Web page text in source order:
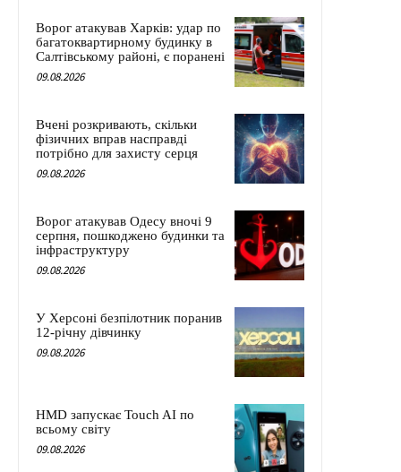
Ворог атакував Харків: удар по
багатоквартирному будинку в
Салтівському районі, є поранені
09.08.2026
Вчені розкривають, скільки
фізичних вправ насправді
потрібно для захисту серця
09.08.2026
Ворог атакував Одесу вночі 9
серпня, пошкоджено будинки та
інфраструктуру
09.08.2026
У Херсоні безпілотник поранив
12-річну дівчинку
09.08.2026
HMD запускає Touch AI по
всьому світу
09.08.2026